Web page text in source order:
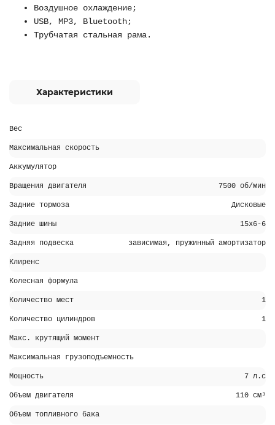
Воздушное охлаждение;
USB, MP3, Bluetooth;
Трубчатая стальная рама.
Характеристики
Вес
Максимальная скорость
Аккумулятор
Вращения двигателя 7500 об/мин
Задние тормоза Дисковые
Задние шины 15x6-6
Задняя подвеска зависимая, пружинный амортизатор
Клиренс
Колесная формула
Количество мест 1
Количество цилиндров 1
Макс. крутящий момент
Максимальная грузоподъемность
Мощность 7 л.с
Объем двигателя 110 см³
Объем топливного бака